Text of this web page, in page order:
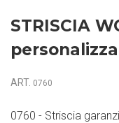
STRISCIA
ART. 0760
0760 - Striscia